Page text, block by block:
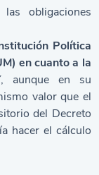
obligaciones
Política
en cuanto a la
aunque en su
valor que el
del Decreto
hacer el cálculo